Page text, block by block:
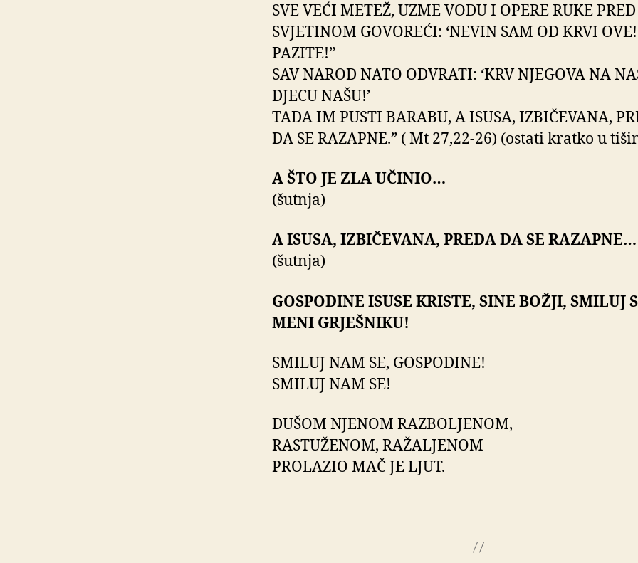
SVE VEĆI METEŽ, UZME VODU I OPERE RUKE PRED
SVJETINOM GOVOREĆI: ‘NEVIN SAM OD KRVI
PAZITE!”
SAV NAROD NATO ODVRATI: ‘KRV NJEGOVA NA
DJECU NAŠU!’
TADA IM PUSTI BARABU, A ISUSA, IZBIČEVANA,
DA SE RAZAPNE.” ( Mt 27,22-26) (ostati kratko u
A ŠTO JE ZLA UČINIO…
(šutnja)
A ISUSA, IZBIČEVANA, PREDA DA SE RAZAPNE…
(šutnja)
GOSPODINE ISUSE KRISTE, SINE BOŽJI, SMILUJ
MENI GRJEŠNIKU!
SMILUJ NAM SE, GOSPODINE!
SMILUJ NAM SE!
DUŠOM NJENOM RAZBOLJENOM,
RASTUŽENOM, RAŽALJENOM
PROLAZIO MAČ JE LJUT.